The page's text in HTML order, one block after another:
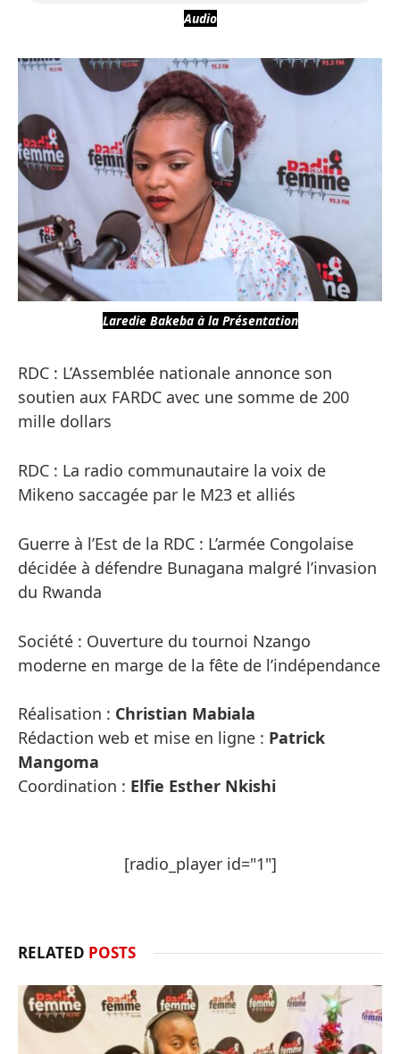
Audio
Laredie Bakeba à la Présentation
RDC : L’Assemblée nationale annonce son
soutien aux FARDC avec une somme de 200
mille dollars
RDC : La radio communautaire la voix de
Mikeno saccagée par le M23 et alliés
Guerre à l’Est de la RDC : L’armée Congolaise
décidée à défendre Bunagana malgré l’invasion
du Rwanda
Société : Ouverture du tournoi Nzango
moderne en marge de la fête de l’indépendance
Réalisation : Christian Mabiala
Rédaction web et mise en ligne : Patrick
Mangoma
Coordination : Elfie Esther Nkishi
[radio_player id="1"]
RELATED POSTS